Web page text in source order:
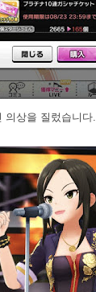
의상을 질렀습니다.